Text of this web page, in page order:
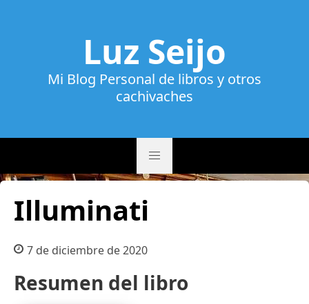
Luz Seijo
Mi Blog Personal de libros y otros
cachivaches
Illuminati
7 de diciembre de 2020
Resumen del libro